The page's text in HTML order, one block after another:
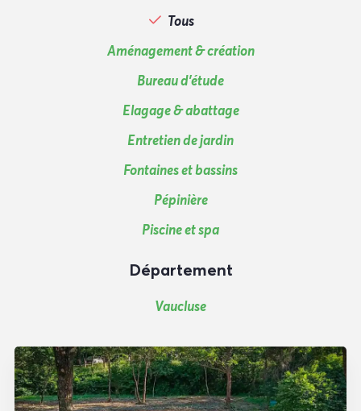
Tous
Aménagement & création
Bureau d'étude
Elagage & abattage
Entretien de jardin
Fontaines et bassins
Pépinière
Piscine et spa
Département
Vaucluse